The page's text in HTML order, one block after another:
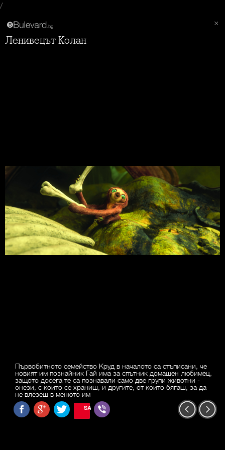
/
Ленивецът Колан
Първобитното семейство Круд в началото са стъписани, че
новият им познайник Гай има за спътник домашен любимец,
защото досега те са познавали само две групи животни -
онези, с които се храниш, и другите, от които бягаш, за да
не влезеш в менюто им
SAVE